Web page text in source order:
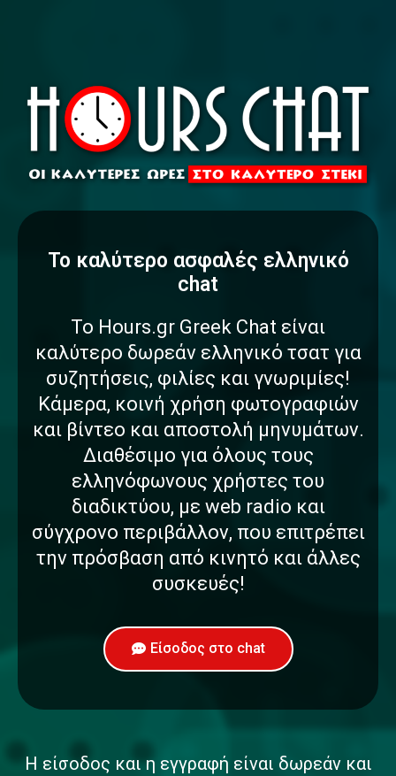
To καλύτερο ασφαλές ελληνικό
chat
Το Hours.gr Greek Chat είναι
καλύτερο δωρεάν ελληνικό τσατ για
συζητήσεις, φιλίες και γνωριμίες!
Κάμερα, κοινή χρήση φωτογραφιών
και βίντεο και αποστολή μηνυμάτων.
Διαθέσιμο για όλους τους
ελληνόφωνους χρήστες του
διαδικτύου, με web radio και
σύγχρονο περιβάλλον, που επιτρέπει
την πρόσβαση από κινητό και άλλες
συσκευές!
Είσοδος στο chat
Η είσοδος και η εγγραφή είναι δωρεάν και